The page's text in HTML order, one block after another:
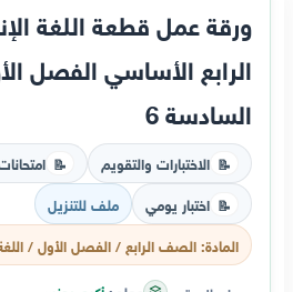
ورقة عمل قطعة اللغة
الرابع الأساسي الفصل
السادسة 6
📝 الاختبارات والتقويم 📝
📝 اختبار يومي
ملف للتنزيل
المادة: الصف الرابع / الفصل الأول / اللغة